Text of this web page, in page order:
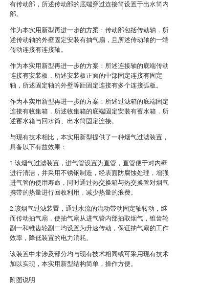
有传动部，所述传动部的底端穿过连接筒设置于出水筒内
部。
作为本实用新型再进一步的方案：传动部包括传动轴，所
述传动轴的外壁固定安装有抽气扇，且所述传动轴的一端
传动连接有连接轴。
作为本实用新型再进一步的方案：所述连接轴的底端传动
连接有安装板，所述安装板正面的中部固定连接有固定
轴，所述固定轴的外壁等距固定连接有多个连接弧板。
作为本实用新型再进一步的方案：所述过滤箱的底端固定
连接有收集箱，所述收集箱的底端固定安装有蓄水箱，所
述蓄水箱与回水筒、出水筒固定连接。
与现有技术相比，本实用新型提供了一种烟气过滤装置，
具备以下有益效果：
1.该烟气过滤装置，进气管设置为直管，直管便于对内壁
进行清洁，并采用不锈钢制造，经表面防腐蚀处理，增强
进气管的使用寿命，同时通过热交换箱与热交换管对烟气
携带的热量进行回收利用，减少热量的浪费。
2.该烟气过滤装置，通过水流的流动带动固定轴转动，继
而传动抽气扇，使抽气扇从进气管内部抽取烟气，锥齿轮
副一和锥齿轮副二均设置为升速传动，保证抽气扇的工作
效率，降低装置的电力消耗。
该装置中未涉及部分均与现有技术相同或可采用现有技术
加以实现，本实用新型结构简单，操作方便。
附图说明